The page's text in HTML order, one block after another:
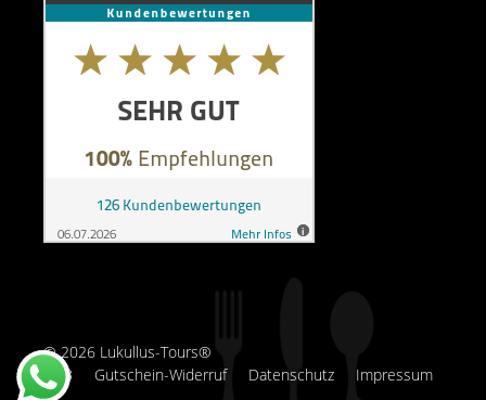
AGB Gutschein-Widerruf Datenschutz Impressum
© 2026 Lukullus-Tours®